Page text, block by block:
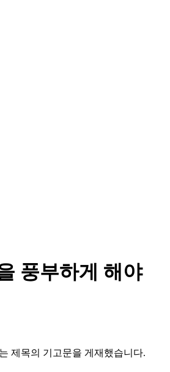
풍부하게 해야
제목의 기고문을 게재했습니다.